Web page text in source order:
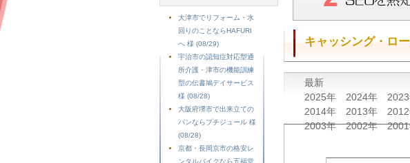
キャッシング・ロ
最新
2025年
2024年
2014年
2013年
2003年
2002年
大津市でリフォーム・水
回りのことならHAFURI
へ 様 (08/29)
宇治市の認知症対応型通
所介護・津市の機能訓練
型の伝書鳩デイサービス
様 (08/28)
大阪府堺市で出来立ての
パンならプチジュール 様
(08/28)
京都・長岡京市の格安レ
ンタルバイクなら五福堂